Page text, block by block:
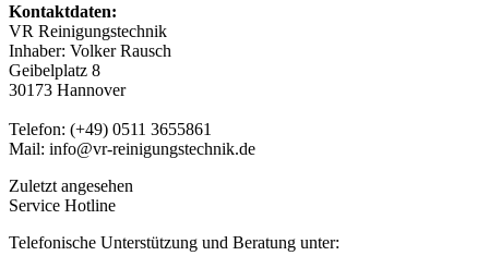
Kontaktdaten:
VR Reinigungstechnik
Inhaber: Volker Rausch
Geibelplatz 8
30173 Hannover
Telefon: (+49) 0511 3655861
Mail: info@vr-reinigungstechnik.de
Zuletzt angesehen
Service Hotline
Telefonische Unterstützung und Beratung unter: